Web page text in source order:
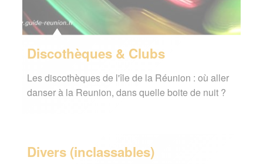
Discothèques & Clubs
Les discothèques de l'île de la Réunion : où aller
danser à la Reunion, dans quelle boite de nuit ?
Divers (inclassables)